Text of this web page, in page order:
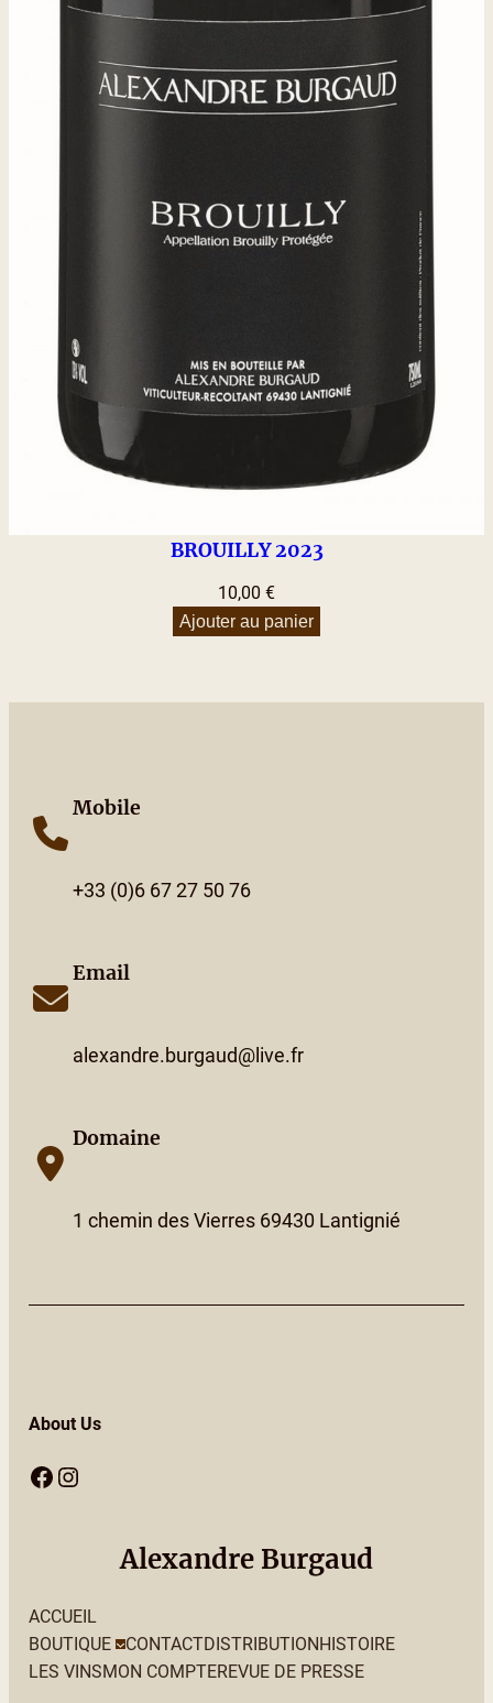
BROUILLY 2023
10,00 €
Ajouter au panier
Mobile
+33 (0)6 67 27 50 76
Email
alexandre.burgaud@live.fr
Domaine
1 chemin des Vierres 69430 Lantignié
About Us
Facebook Instagram
Alexandre Burgaud
ACCUEIL
BOUTIQUE
CONTACTDISTRIBUTIONHISTOIRE
LES VINSMON COMPTEREVUE DE PRESSE